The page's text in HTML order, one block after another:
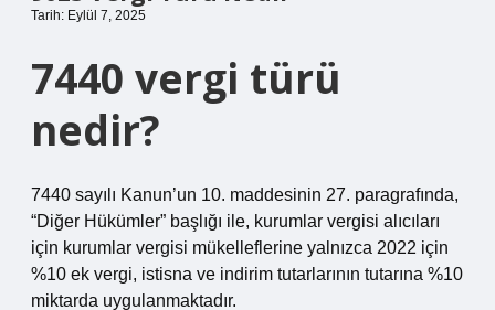
Tarih: Eylül 7, 2025
7440 vergi türü
nedir?
7440 sayılı Kanun’un 10. maddesinin 27. paragrafında,
“Diğer Hükümler” başlığı ile, kurumlar vergisi alıcıları
için kurumlar vergisi mükelleflerine yalnızca 2022 için
%10 ek vergi, istisna ve indirim tutarlarının tutarına %10
miktarda uygulanmaktadır.